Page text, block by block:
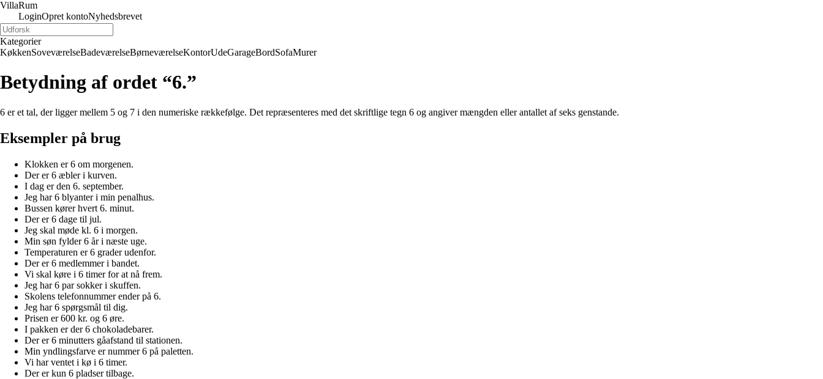
VillaRum
LoginOpret kontoNyhedsbrevet
Kategorier
KøkkenSoveværelseBadeværelseBørneværelseKontorUdeGarageBordSofaMurer
Betydning af ordet “6.”
6 er et tal, der ligger mellem 5 og 7 i den numeriske rækkefølge. Det repræsenteres med det skriftlige tegn 6 og angiver mængden eller antallet af seks genstande.
Eksempler på brug
Klokken er 6 om morgenen.
Der er 6 æbler i kurven.
I dag er den 6. september.
Jeg har 6 blyanter i min penalhus.
Bussen kører hvert 6. minut.
Der er 6 dage til jul.
Jeg skal møde kl. 6 i morgen.
Min søn fylder 6 år i næste uge.
Temperaturen er 6 grader udenfor.
Der er 6 medlemmer i bandet.
Vi skal køre i 6 timer for at nå frem.
Jeg har 6 par sokker i skuffen.
Skolens telefonnummer ender på 6.
Jeg har 6 spørgsmål til dig.
Prisen er 600 kr. og 6 øre.
I pakken er der 6 chokoladebarer.
Der er 6 minutters gåafstand til stationen.
Min yndlingsfarve er nummer 6 på paletten.
Vi har ventet i kø i 6 timer.
Der er kun 6 pladser tilbage.